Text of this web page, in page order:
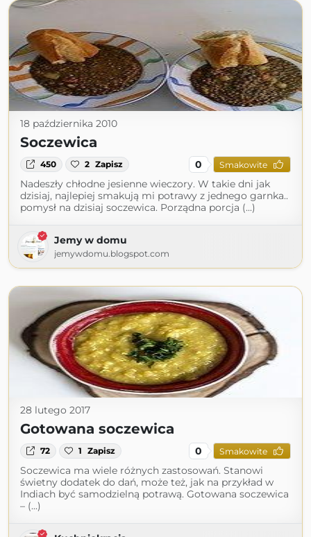
18 października 2010
Soczewica
450 2 Zapisz 0 Smakowite
Nadeszły chłodne jesienne wieczory. W takie dni jak
dzisiaj, najlepiej smakują mi potrawy z jednego garnka..
pomysł na dzisiaj soczewica. Porządna porcja (...)
Jemy w domu
jemywdomu.blogspot.com
28 lutego 2017
Gotowana soczewica
72 1 Zapisz 0 Smakowite
Soczewica ma wiele różnych zastosowań. Stanowi
świetny dodatek do dań, może też, jak na przykład w
Indiach być samodzielną potrawą. Gotowana soczewica
– (...)